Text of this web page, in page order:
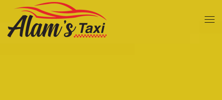
Zum Hauptinhalt springen